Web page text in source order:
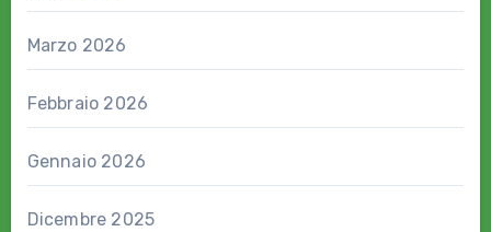
Marzo 2026
Febbraio 2026
Gennaio 2026
Dicembre 2025